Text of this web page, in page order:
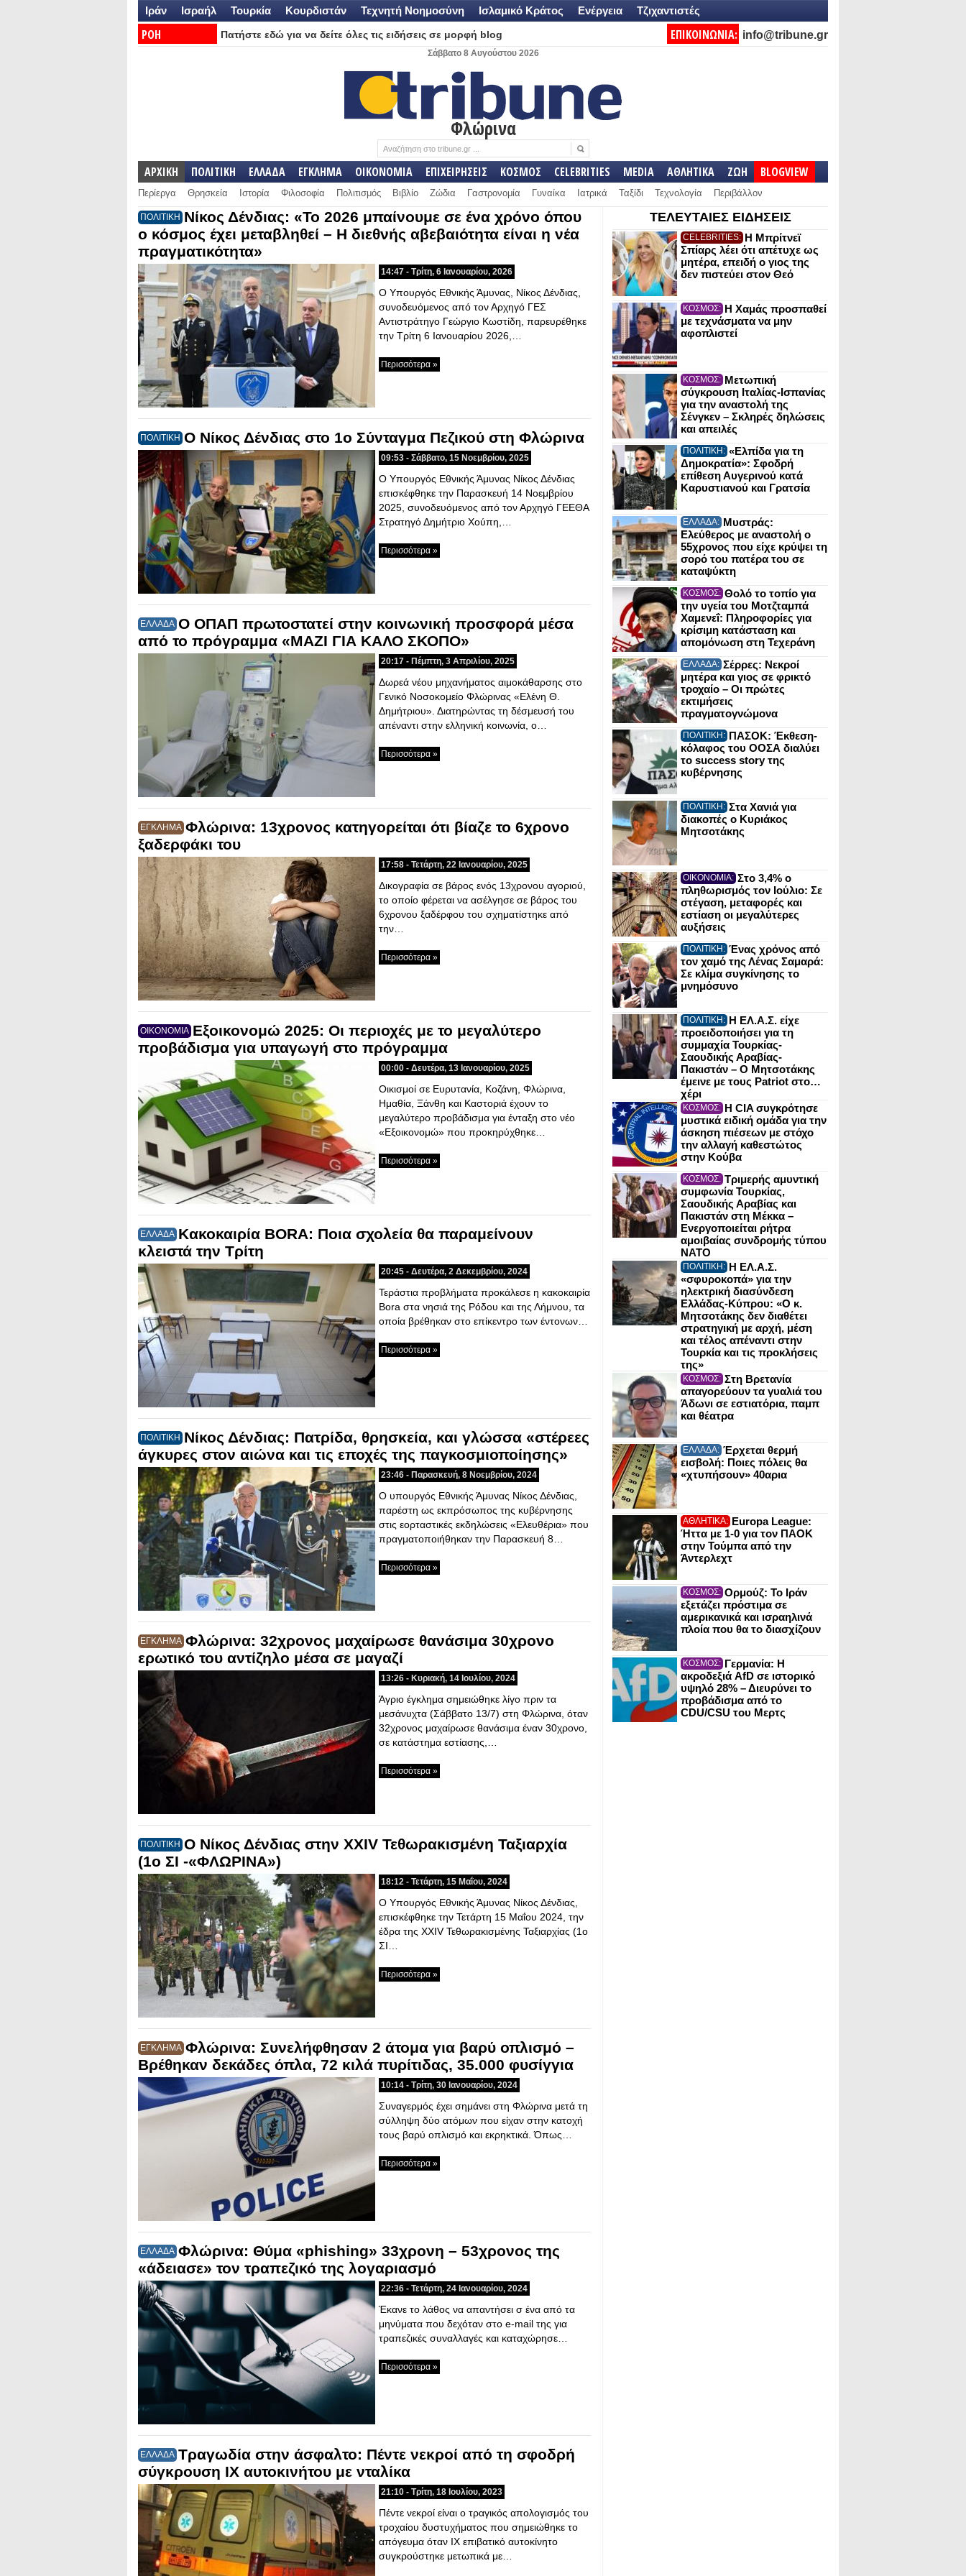
Ιράν Ισραήλ Τουρκία Κουρδιστάν Τεχνητή Νοημοσύνη Ισλαμικό Κράτος Ενέργεια Τζιχαντιστές
ΡΟΗ
Πατήστε εδώ για να δείτε όλες τις ειδήσεις σε μορφή blog ΕΠΙΚΟΙΝΩΝΙΑ: info@tribune.gr
Σάββατο 8 Αυγούστου 2026
Φλώρινα
ΑΡΧΙΚΗ ΠΟΛΙΤΙΚΗ ΕΛΛΑΔΑ ΕΓΚΛΗΜΑ ΟΙΚΟΝΟΜΙΑ ΕΠΙΧΕΙΡΗΣΕΙΣ ΚΟΣΜΟΣ CELEBRITIES MEDIA ΑΘΛΗΤΙΚΑ ΖΩΗ BLOGVIEW
Περίεργα Θρησκεία Ιστορία Φιλοσοφία Πολιτισμός Βιβλίο Ζώδια Γαστρονομία Γυναίκα Ιατρικά Ταξίδι Τεχνολογία Περιβάλλον
ΠΟΛΙΤΙΚΗ Νίκος Δένδιας: «Το 2026 μπαίνουμε σε ένα χρόνο όπου
ο κόσμος έχει μεταβληθεί – Η διεθνής αβεβαιότητα είναι η νέα
πραγματικότητα»
14:47 - Τρίτη, 6 Ιανουαρίου, 2026
Ο Υπουργός Εθνικής Άμυνας, Νίκος Δένδιας,
συνοδευόμενος από τον Αρχηγό ΓΕΣ
Αντιστράτηγο Γεώργιο Κωστίδη, παρευρέθηκε
την Τρίτη 6 Ιανουαρίου 2026,…
Περισσότερα »
ΠΟΛΙΤΙΚΗ Ο Νίκος Δένδιας στο 1ο Σύνταγμα Πεζικού στη Φλώρινα
09:53 - Σάββατο, 15 Νοεμβρίου, 2025
Ο Υπουργός Εθνικής Άμυνας Νίκος Δένδιας
επισκέφθηκε την Παρασκευή 14 Νοεμβρίου
2025, συνοδευόμενος από τον Αρχηγό ΓΕΕΘΑ
Στρατηγό Δημήτριο Χούπη,…
Περισσότερα »
ΕΛΛΑΔΑ Ο ΟΠΑΠ πρωτοστατεί στην κοινωνική προσφορά μέσα
από το πρόγραμμα «ΜΑΖΙ ΓΙΑ ΚΑΛΟ ΣΚΟΠΟ»
20:17 - Πέμπτη, 3 Απριλίου, 2025
Δωρεά νέου μηχανήματος αιμοκάθαρσης στο
Γενικό Νοσοκομείο Φλώρινας «Ελένη Θ.
Δημήτριου». Διατηρώντας τη δέσμευσή του
απέναντι στην ελληνική κοινωνία, ο…
Περισσότερα »
ΕΓΚΛΗΜΑ Φλώρινα: 13χρονος κατηγορείται ότι βίαζε το 6χρονο
ξαδερφάκι του
17:58 - Τετάρτη, 22 Ιανουαρίου, 2025
Δικογραφία σε βάρος ενός 13χρονου αγοριού,
το οποίο φέρεται να ασέλγησε σε βάρος του
6χρονου ξαδέρφου του σχηματίστηκε από
την…
Περισσότερα »
ΟΙΚΟΝΟΜΙΑ Εξοικονομώ 2025: Οι περιοχές με το μεγαλύτερο
προβάδισμα για υπαγωγή στο πρόγραμμα
00:00 - Δευτέρα, 13 Ιανουαρίου, 2025
Οικισμοί σε Ευρυτανία, Κοζάνη, Φλώρινα,
Ημαθία, Ξάνθη και Καστοριά έχουν το
μεγαλύτερο προβάδισμα για ένταξη στο νέο
«Εξοικονομώ» που προκηρύχθηκε…
Περισσότερα »
ΕΛΛΑΔΑ Κακοκαιρία BORA: Ποια σχολεία θα παραμείνουν
κλειστά την Τρίτη
20:45 - Δευτέρα, 2 Δεκεμβρίου, 2024
Τεράστια προβλήματα προκάλεσε η κακοκαιρία
Bora στα νησιά της Ρόδου και της Λήμνου, τα
οποία βρέθηκαν στο επίκεντρο των έντονων…
Περισσότερα »
ΠΟΛΙΤΙΚΗ Νίκος Δένδιας: Πατρίδα, θρησκεία, και γλώσσα «στέρεες
άγκυρες στον αιώνα και τις εποχές της παγκοσμιοποίησης»
23:46 - Παρασκευή, 8 Νοεμβρίου, 2024
Ο υπουργός Εθνικής Άμυνας Νίκος Δένδιας,
παρέστη ως εκπρόσωπος της κυβέρνησης
στις εορταστικές εκδηλώσεις «Ελευθέρια» που
πραγματοποιήθηκαν την Παρασκευή 8…
Περισσότερα »
ΕΓΚΛΗΜΑ Φλώρινα: 32χρονος μαχαίρωσε θανάσιμα 30χρονο
ερωτικό του αντίζηλο μέσα σε μαγαζί
13:26 - Κυριακή, 14 Ιουλίου, 2024
Άγριο έγκλημα σημειώθηκε λίγο πριν τα
μεσάνυχτα (Σάββατο 13/7) στη Φλώρινα, όταν
32χρονος μαχαίρωσε θανάσιμα έναν 30χρονο,
σε κατάστημα εστίασης,…
Περισσότερα »
ΠΟΛΙΤΙΚΗ Ο Νίκος Δένδιας στην XXIV Τεθωρακισμένη Ταξιαρχία
(1ο ΣΙ -«ΦΛΩΡΙΝΑ»)
18:12 - Τετάρτη, 15 Μαΐου, 2024
Ο Υπουργός Εθνικής Άμυνας Νίκος Δένδιας,
επισκέφθηκε την Τετάρτη 15 Μαΐου 2024, την
έδρα της XXIV Τεθωρακισμένης Ταξιαρχίας (1ο
ΣΙ…
Περισσότερα »
ΕΓΚΛΗΜΑ Φλώρινα: Συνελήφθησαν 2 άτομα για βαρύ οπλισμό –
Βρέθηκαν δεκάδες όπλα, 72 κιλά πυρίτιδας, 35.000 φυσίγγια
10:14 - Τρίτη, 30 Ιανουαρίου, 2024
Συναγερμός έχει σημάνει στη Φλώρινα μετά τη
σύλληψη δύο ατόμων που είχαν στην κατοχή
τους βαρύ οπλισμό και εκρηκτικά. Όπως…
Περισσότερα »
ΕΛΛΑΔΑ Φλώρινα: Θύμα «phishing» 33χρονη – 53χρονος της
«άδειασε» τον τραπεζικό της λογαριασμό
22:36 - Τετάρτη, 24 Ιανουαρίου, 2024
Έκανε το λάθος να απαντήσει σ ένα από τα
μηνύματα που δεχόταν στο e-mail της για
τραπεζικές συναλλαγές και καταχώρησε…
Περισσότερα »
ΕΛΛΑΔΑ Τραγωδία στην άσφαλτο: Πέντε νεκροί από τη σφοδρή
σύγκρουση ΙΧ αυτοκινήτου με νταλίκα
21:10 - Τρίτη, 18 Ιουλίου, 2023
Πέντε νεκροί είναι ο τραγικός απολογισμός του
τροχαίου δυστυχήματος που σημειώθηκε το
απόγευμα όταν ΙΧ επιβατικό αυτοκίνητο
συγκρούστηκε μετωπικά με…
ΤΕΛΕΥΤΑΙΕΣ ΕΙΔΗΣΕΙΣ
CELEBRITIES: Η Μπρίτνεϊ
Σπίαρς λέει ότι απέτυχε ως
μητέρα, επειδή ο γιος της
δεν πιστεύει στον Θεό
ΚΟΣΜΟΣ: Η Χαμάς προσπαθεί
με τεχνάσματα να μην
αφοπλιστεί
ΚΟΣΜΟΣ: Μετωπική
σύγκρουση Ιταλίας-Ισπανίας
για την αναστολή της
Σένγκεν – Σκληρές δηλώσεις
και απειλές
ΠΟΛΙΤΙΚΗ: «Ελπίδα για τη
Δημοκρατία»: Σφοδρή
επίθεση Αυγερινού κατά
Καρυστιανού και Γρατσία
ΕΛΛΑΔΑ: Μυστράς:
Ελεύθερος με αναστολή ο
55χρονος που είχε κρύψει τη
σορό του πατέρα του σε
καταψύκτη
ΚΟΣΜΟΣ: Θολό το τοπίο για
την υγεία του Μοτζταμπά
Χαμενεΐ: Πληροφορίες για
κρίσιμη κατάσταση και
απομόνωση στη Τεχεράνη
ΕΛΛΑΔΑ: Σέρρες: Νεκροί
μητέρα και γιος σε φρικτό
τροχαίο – Οι πρώτες
εκτιμήσεις
πραγματογνώμονα
ΠΟΛΙΤΙΚΗ: ΠΑΣΟΚ: Έκθεση-
κόλαφος του ΟΟΣΑ διαλύει
το success story της
κυβέρνησης
ΠΟΛΙΤΙΚΗ: Στα Χανιά για
διακοπές ο Κυριάκος
Μητσοτάκης
ΟΙΚΟΝΟΜΙΑ: Στο 3,4% ο
πληθωρισμός τον Ιούλιο: Σε
στέγαση, μεταφορές και
εστίαση οι μεγαλύτερες
αυξήσεις
ΠΟΛΙΤΙΚΗ: Ένας χρόνος από
τον χαμό της Λένας Σαμαρά:
Σε κλίμα συγκίνησης το
μνημόσυνο
ΠΟΛΙΤΙΚΗ: Η ΕΛ.Α.Σ. είχε
προειδοποιήσει για τη
συμμαχία Τουρκίας-
Σαουδικής Αραβίας-
Πακιστάν – Ο Μητσοτάκης
έμεινε με τους Patriot στο…
χέρι
ΚΟΣΜΟΣ: Η CIA συγκρότησε
μυστικά ειδική ομάδα για την
άσκηση πιέσεων με στόχο
την αλλαγή καθεστώτος
στην Κούβα
ΚΟΣΜΟΣ: Τριμερής αμυντική
συμφωνία Τουρκίας,
Σαουδικής Αραβίας και
Πακιστάν στη Μέκκα –
Ενεργοποιείται ρήτρα
αμοιβαίας συνδρομής τύπου
NATO
ΠΟΛΙΤΙΚΗ: Η ΕΛ.Α.Σ.
«σφυροκοπά» για την
ηλεκτρική διασύνδεση
Ελλάδας-Κύπρου: «Ο κ.
Μητσοτάκης δεν διαθέτει
στρατηγική με αρχή, μέση
και τέλος απέναντι στην
Τουρκία και τις προκλήσεις
της»
ΚΟΣΜΟΣ: Στη Βρετανία
απαγορεύουν τα γυαλιά του
Άδωνι σε εστιατόρια, παμπ
και θέατρα
ΕΛΛΑΔΑ: Έρχεται θερμή
εισβολή: Ποιες πόλεις θα
«χτυπήσουν» 40αρια
ΑΘΛΗΤΙΚΑ: Europa League:
Ήττα με 1-0 για τον ΠΑΟΚ
στην Τούμπα από την
Άντερλεχτ
ΚΟΣΜΟΣ: Ορμούζ: Το Ιράν
εξετάζει πρόστιμα σε
αμερικανικά και ισραηλινά
πλοία που θα το διασχίζουν
ΚΟΣΜΟΣ: Γερμανία: Η
ακροδεξιά AfD σε ιστορικό
υψηλό 28% – Διευρύνει το
προβάδισμα από το
CDU/CSU του Μερτς